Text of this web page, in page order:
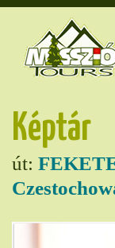
Képtár
út: